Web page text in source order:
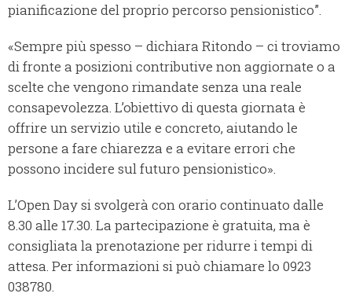
pianificazione del proprio percorso pensionistico”.
«Sempre più spesso – dichiara Ritondo – ci troviamo
di fronte a posizioni contributive non aggiornate o a
scelte che vengono rimandate senza una reale
consapevolezza. L’obiettivo di questa giornata è
offrire un servizio utile e concreto, aiutando le
persone a fare chiarezza e a evitare errori che
possono incidere sul futuro pensionistico».
L’Open Day si svolgerà con orario continuato dalle
8.30 alle 17.30. La partecipazione è gratuita, ma è
consigliata la prenotazione per ridurre i tempi di
attesa. Per informazioni si può chiamare lo 0923
038780.